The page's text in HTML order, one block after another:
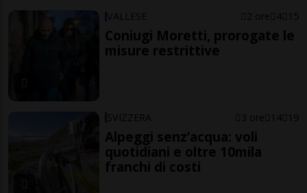
VALLESE 2 ore 4 15
Coniugi Moretti, prorogate le
misure restrittive
SVIZZERA 3 ore 14 19
Alpeggi senz’acqua: voli
quotidiani e oltre 10mila
franchi di costi